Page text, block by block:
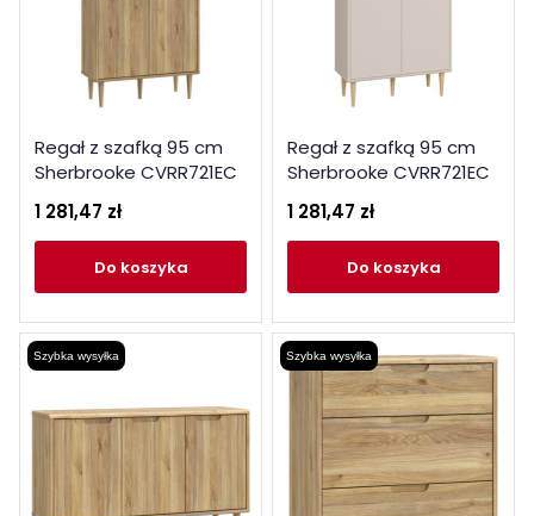
Regał z szafką 95 cm
Sherbrooke CVRR721EC
1 281,47 zł
do koszyka
Regał z szafką 95 cm
Sherbrooke CVRR721EC
1 281,47 zł
do koszyka
Szybka wysyłka Szybka wysyłka